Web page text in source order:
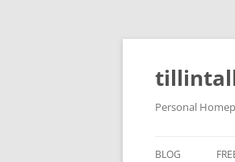
Personal
BLOG